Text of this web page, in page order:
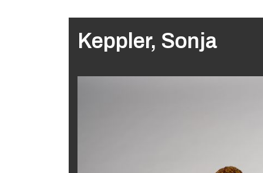
Keppler, Sonja